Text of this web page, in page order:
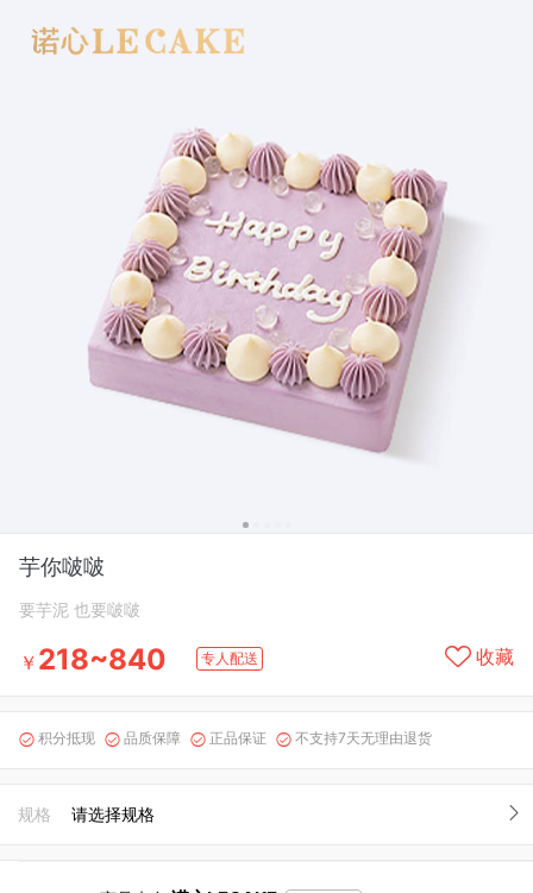
芋你啵啵
要芋泥 也要啵啵
￥ 218~840 专人配送 收藏
 积分抵现  品质保障  正品保证  不支持7天无理由退货
规格 请选择规格